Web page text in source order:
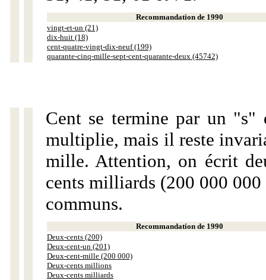
Recommandation de 1990
vingt-et-un (21)
dix-huit (18)
cent-quatre-vingt-dix-neuf (199)
quarante-cinq-mille-sept-cent-quarante-deux (45742)
Cent se termine par un "s"
multiplie, mais il reste
mille. Attention, on écrit
cents milliards (200 000
communs.
Recommandation de 1990
Deux-cents (200)
Deux-cent-un (201)
Deux-cent-mille (200 000)
Deux-cents millions
Deux-cents milliards